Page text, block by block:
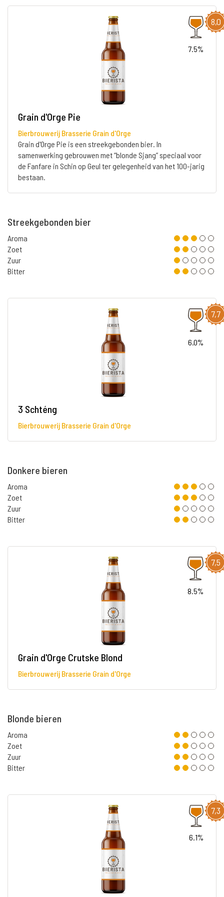
8,0
7.5%
Grain d'Orge Pie
Bierbrouwerij Brasserie Grain d'Orge
Grain d'Orge Pie is een streekgebonden bier. In
samenwerking gebrouwen met “blonde Sjang” speciaal voor
de Fanfare in Schin op Geul ter gelegenheid van het 100-jarig
bestaan.
Streekgebonden bier
Aroma
Zoet
Zuur
Bitter
7,7
6.0%
3 Schténg
Bierbrouwerij Brasserie Grain d'Orge
Donkere bieren
Aroma
Zoet
Zuur
Bitter
7,5
8.5%
Grain d'Orge Crutske Blond
Bierbrouwerij Brasserie Grain d'Orge
Blonde bieren
Aroma
Zoet
Zuur
Bitter
7,3
6.1%